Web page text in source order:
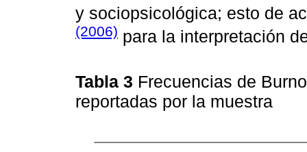
y sociopsicológica; esto de
(2006) para la interpretación
Tabla 3 Frecuencias de
reportadas por la muestra